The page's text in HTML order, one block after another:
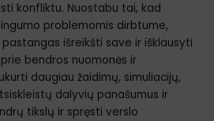
konfliktu. Nuostabu tai, kad
problemomis dirbtume,
išreikšti save ir išklausyti
bendros nuomonės ir
daugiau žaidimų, simuliacijų,
dalyvių panašumus ir
tikslų ir spręsti verslo